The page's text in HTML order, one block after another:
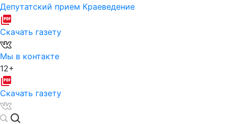
Депутатский прием Краеведение
Скачать газету
Мы в контакте
12+
Скачать газету